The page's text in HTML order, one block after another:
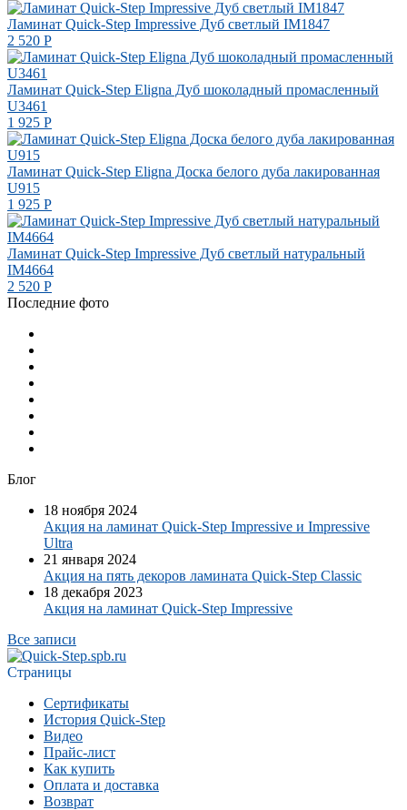
Ламинат Quick-Step Impressive Дуб светлый IM1847
2 520 Р
Ламинат Quick-Step Eligna Дуб шоколадный промасленный
U3461
1 925 Р
Ламинат Quick-Step Eligna Доска белого дуба лакированная
U915
1 925 Р
Ламинат Quick-Step Impressive Дуб светлый натуральный
IM4664
2 520 Р
Последние фото
Блог
18 ноября 2024
Акция на ламинат Quick-Step Impressive и Impressive
Ultra
21 января 2024
Акция на пять декоров ламината Quick-Step​ Classic
18 декабря 2023
Акция на ламинат Quick-Step Impressive
Все записи
Страницы
Сертификаты
История Quick-Step
Видео
Прайс-лист
Как купить
Оплата и доставка
Возврат